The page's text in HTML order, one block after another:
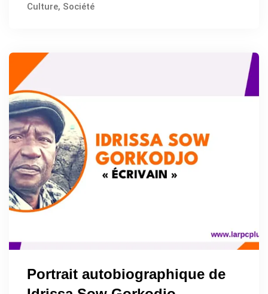
Culture, Société
Portrait autobiographique de